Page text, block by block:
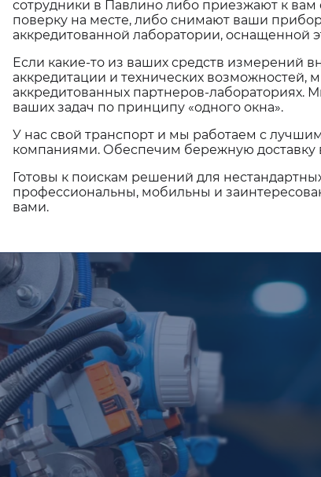
сотрудники в Павлино либо приезжают к
поверку на месте, либо снимают ваши
аккредитованной лаборатории, оснащенной
Если какие-то из ваших средств измерений
аккредитации и технических возможностей,
аккредитованных партнеров-
ваших задач по принципу «одного окна».
У нас свой транспорт и мы работаем с
компаниями. Обеспечим бережную доставку
Готовы к поискам решений для
профессиональны, мобильны и
вами.